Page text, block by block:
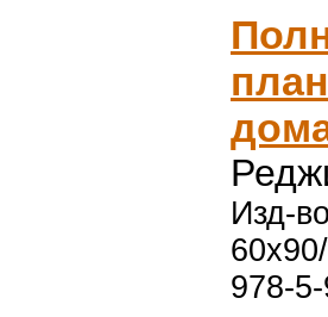
Изд-
978-